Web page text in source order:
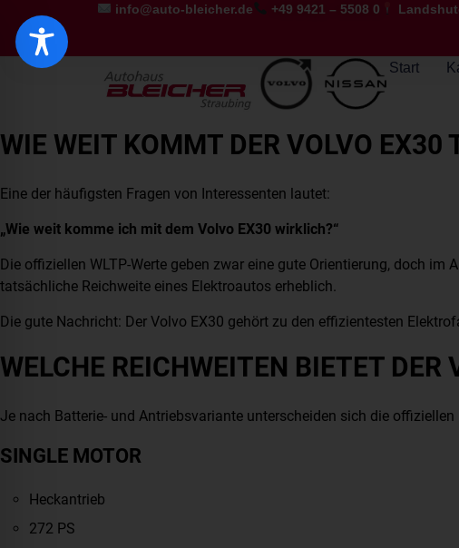
info@auto-bleicher.de +49 9421 – 5508 0
Start
WIE WEIT KOMMT DER VOLVO EX30
Eine der häufigsten Fragen von Interessenten lautet:
„Wie weit komme ich mit dem Volvo EX30 wirklich?“
Die offiziellen WLTP-Werte geben zwar eine gute Orientierung, doch
tatsächliche Reichweite eines Elektroautos erheblich.
Die gute Nachricht: Der Volvo EX30 gehört zu den effizientesten
WELCHE REICHWEITEN BIETET DER
Je nach Batterie- und Antriebsvariante unterscheiden sich die offiziellen
SINGLE MOTOR
Heckantrieb
272 PS